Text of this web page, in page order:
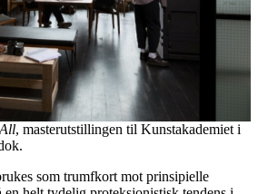
, masterutstillingen til Kunstakademiet i
som trumfkort mot prinsipielle